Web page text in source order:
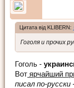
Цитата від KLIBERN:
Гоголя и прочих
Гоголь -
Вот ярчайший
писал по-русски